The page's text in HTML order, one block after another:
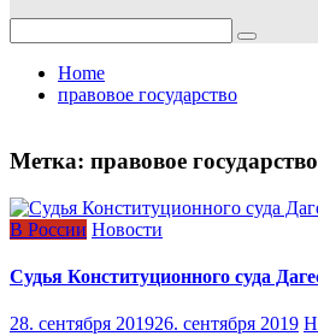
for:
Home
правовое государство
Метка: правовое государство
В России Новости
Судья Конституционного суда
28. сентября 201926. сентября 2019